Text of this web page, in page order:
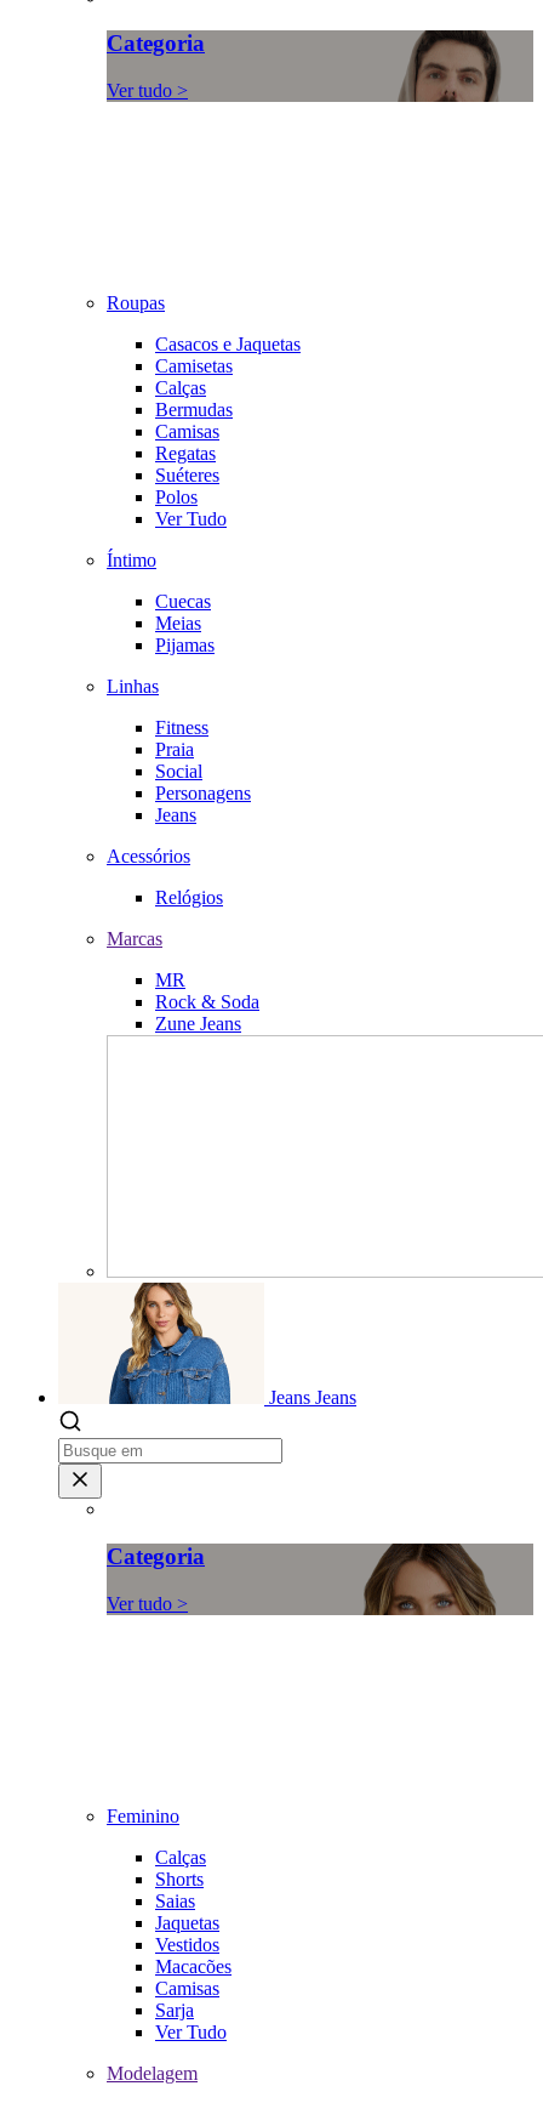
Categoria
Ver tudo >
Roupas
Casacos e Jaquetas
Camisetas
Calças
Bermudas
Camisas
Regatas
Suéteres
Polos
Ver Tudo
Íntimo
Cuecas
Meias
Pijamas
Linhas
Fitness
Praia
Social
Personagens
Jeans
Acessórios
Relógios
Marcas
MR
Rock & Soda
Zune Jeans
Jeans Jeans
Categoria
Ver tudo >
Feminino
Calças
Shorts
Saias
Jaquetas
Vestidos
Macacões
Camisas
Sarja
Ver Tudo
Modelagem